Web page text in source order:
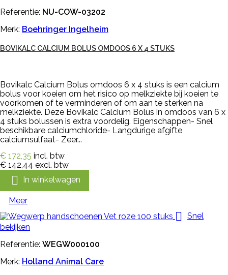
Referentie: NU-COW-03202
Merk: Boehringer Ingelheim
BOVIKALC CALCIUM BOLUS OMDOOS 6 X 4 STUKS
Bovikalc Calcium Bolus omdoos 6 x 4 stuks is een calcium
bolus voor koeien om het risico op melkziekte bij koeien te
voorkomen of te verminderen of om aan te sterken na
melkziekte. Deze Bovikalc Calcium Bolus in omdoos van 6 x
4 stuks bolussen is extra voordelig. Eigenschappen- Snel
beschikbare calciumchloride- Langdurige afgifte
calciumsulfaat- Zeer...
€ 172,35 incl. btw
€ 142,44 excl. btw
 In winkelwagen
Meer
 Snel
bekijken
Referentie: WEGW000100
Merk: Holland Animal Care